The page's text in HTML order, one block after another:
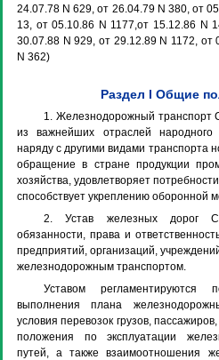
24.07.78 N 629, от 26.04.79 N 380, от
13, от 05.10.86 N 1177,от 15.12.86 N
30.07.88 N 929, от 29.12.89 N 1172, от
N 362)
Раздел I Общие
1. Железнодорожный транспорт
из важнейших отраслей народного
наряду с другими видами транспорта
обращение в стране продукции
хозяйства, удовлетворяет
способствует укреплению
2. Устав железных дорог
обязанности, права и
предприятий, организаций,
железнодорожным транспортом.
Уставом регламентируются
выполнения плана
условия перевозок грузов,
положения по эксплуатации
путей, а также взаимоотношения